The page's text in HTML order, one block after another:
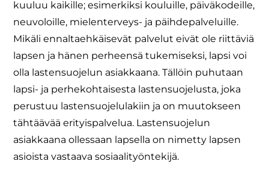
kuuluu kaikille; esimerkiksi kouluille, päiväkodeille,
neuvoloille, mielenterveys- ja päihdepalveluille.
Mikäli ennaltaehkäisevät palvelut eivät ole riittäviä
lapsen ja hänen perheensä tukemiseksi, lapsi voi
olla lastensuojelun asiakkaana. Tällöin puhutaan
lapsi- ja perhekohtaisesta lastensuojelusta, joka
perustuu lastensuojelulakiin ja on muutokseen
tähtäävää erityispalvelua. Lastensuojelun
asiakkaana ollessaan lapsella on nimetty lapsen
asioista vastaava sosiaalityöntekijä.